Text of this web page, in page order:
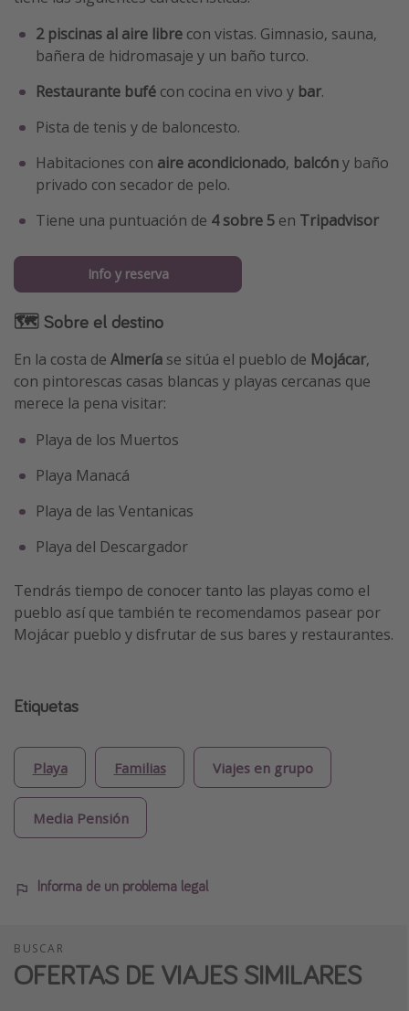
2 piscinas al aire libre con vistas. Gimnasio, sauna,
bañera de hidromasaje y un baño turco.
Restaurante bufé con cocina en vivo y bar.
Pista de tenis y de baloncesto.
Habitaciones con aire acondicionado, balcóny baño
privado con secador de pelo.
Tiene una puntuación de 4 sobre 5 en Tripadvisor
Info y reserva
🗺 Sobre el destino
En la costa de Almería se sitúa el pueblo de Mojácar,
con pintorescas casas blancas y playas cercanas que
merece la pena visitar:
Playa de los Muertos
Playa Manacá
Playa de las Ventanicas
Playa del Descargador
Tendrás tiempo de conocer tanto las playas como el
pueblo así que también te recomendamos pasear por
Mojácar pueblo y disfrutar de sus bares y restaurantes.
Etiquetas
Playa Familias Viajes en grupo
Media Pensión
Informa de un problema legal
BUSCAR
OFERTAS DE VIAJES SIMILARES